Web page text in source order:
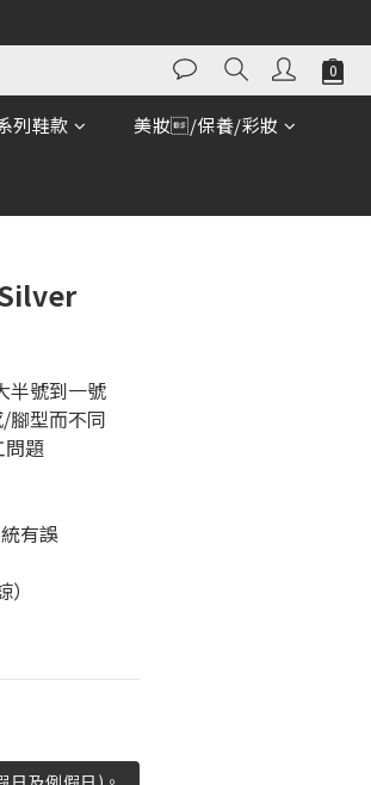
列鞋款 美妝/保養/彩妝
半號到一號
腳型而不同
問題
有誤
立即購買